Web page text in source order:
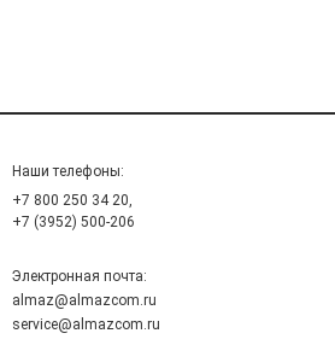
Наши телефоны:
+7 800 250 34 20,
+7 (3952) 500-206
Электронная почта:
almaz@almazcom.ru
service@almazcom.ru